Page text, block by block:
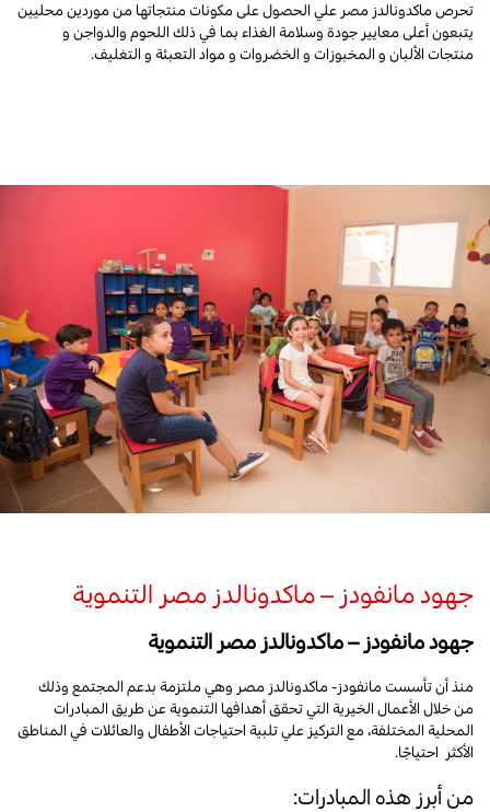
تحرص ماكدونالدز مصر علي الحصول على مكونات منتجاتها من موردين محليين
يتبعون أعلى معايير جودة وسلامة الغذاء بما في ذلك اللحوم والدواجن و
منتجات الألبان و المخبوزات و الخضروات و مواد التعبئة و التغليف.
جهود مانفودز – ماكدونالدز مصر التنموية
جهود مانفودز – ماكدونالدز مصر التنموية
منذ أن تأسست مانفودز- ماكدونالدز مصر وهي ملتزمة بدعم المجتمع وذلك
من خلال الأعمال الخيرية التي تحقق أهدافها التنموية عن طريق المبادرات
المحلية المختلفة، مع التركيز علي تلبية احتياجات الأطفال والعائلات في المناطق
الأكثر احتياجًا.
من أبرز هذه المبادرات: